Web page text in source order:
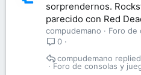
sorprendernos.
parecido con Red
compudemano
Foro de
0
Foro de consolas y
compudemano